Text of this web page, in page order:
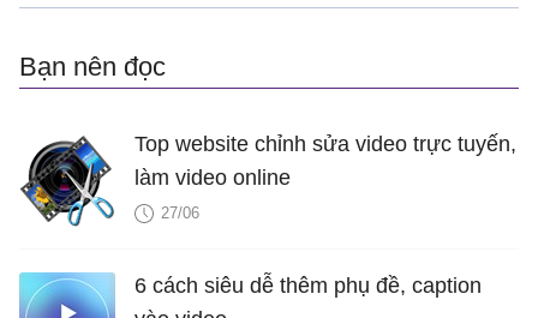
Bạn nên đọc
Top website chỉnh sửa video trực tuyến,
làm video online
27/06
6 cách siêu dễ thêm phụ đề, caption